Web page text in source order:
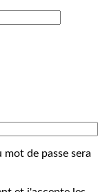
de passe sera